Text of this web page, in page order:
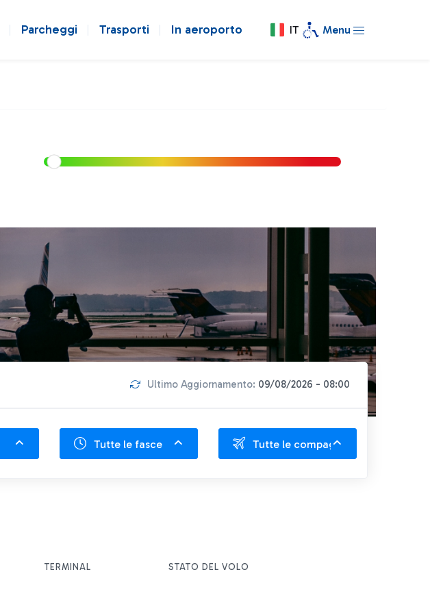
Parcheggi Trasporti In aeroporto IT Menu
Ultimo Aggiornamento: 09/08/2026 - 08:00
Tutte le fasce Tutte le compagnie
TERMINAL STATO DEL VOLO